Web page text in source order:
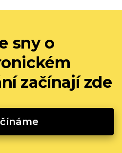
sny o
začínají zde